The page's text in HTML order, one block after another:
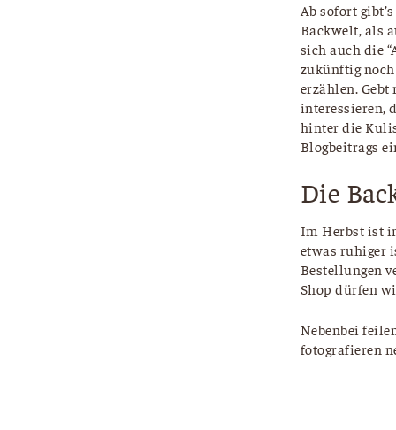
Ab sofort
Backwelt, als
sich auch die
zukünftig noch
erzählen. Gebt
interessieren,
hinter die
Blogbeitrags
Die
Im Herbst ist
etwas ruhiger
Bestellungen
Shop dürfen
Nebenbei
fotografieren